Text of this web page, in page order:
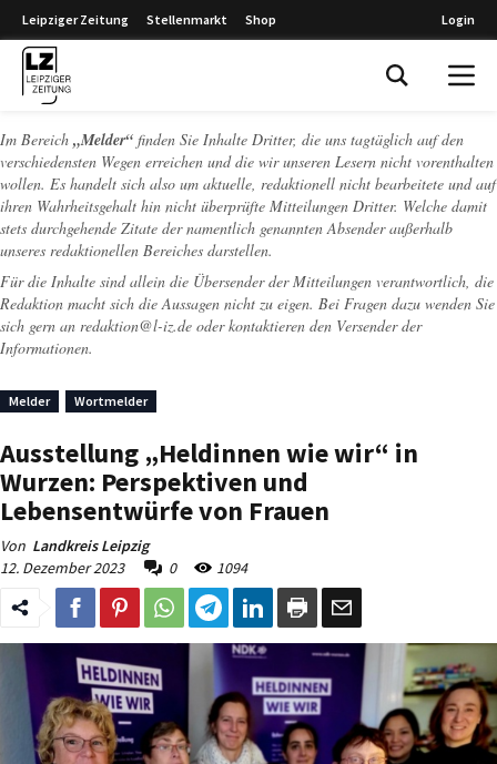
Leipziger Zeitung Stellenmarkt Shop Login
Im Bereich „Melder“ finden Sie Inhalte Dritter, die uns tagtäglich auf den
verschiedensten Wegen erreichen und die wir unseren Lesern nicht vorenthalten
wollen. Es handelt sich also um aktuelle, redaktionell nicht bearbeitete und auf
ihren Wahrheitsgehalt hin nicht überprüfte Mitteilungen Dritter. Welche damit
stets durchgehende Zitate der namentlich genannten Absender außerhalb
unseres redaktionellen Bereiches darstellen.
Für die Inhalte sind allein die Übersender der Mitteilungen verantwortlich, die
Redaktion macht sich die Aussagen nicht zu eigen. Bei Fragen dazu wenden Sie
sich gern an redaktion@l-iz.de oder kontaktieren den Versender der
Informationen.
Melder Wortmelder
Ausstellung „Heldinnen wie wir“ in
Wurzen: Perspektiven und
Lebensentwürfe von Frauen
Von Landkreis Leipzig
12. Dezember 2023
0 1094